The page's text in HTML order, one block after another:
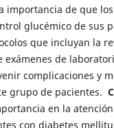
importancia de que
glucémico de sus
que incluyan la
exámenes de
complicaciones y
grupo de pacientes.
en la
con diabetes